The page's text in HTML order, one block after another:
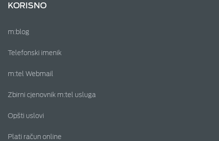
KORISNO
m:blog
Telefonski imenik
m:tel Webmail
Zbirni cjenovnik m:tel usluga
Opšti uslovi
Plati račun online